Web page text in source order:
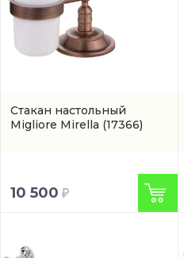
Стакан настольный
Migliore Mirella (17366)
10 500